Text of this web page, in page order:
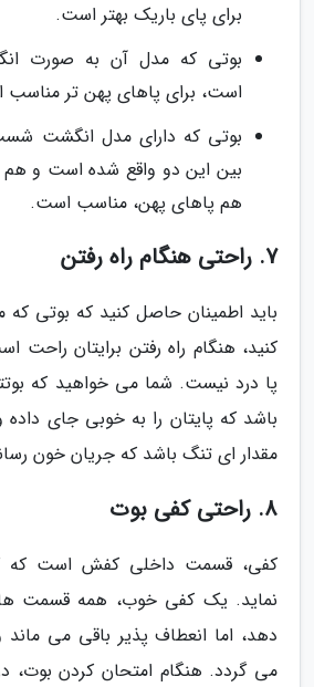
برای پای باریک بهتر است.
بوتی که مدل آن به صورت
است، برای پاهای پهن تر
بوتی که دارای مدل انگشت
بین این دو واقع شده است و هم
هم پاهای پهن، مناسب است.
7. راحتی هنگام راه رفتن
باید اطمینان حاصل کنید که بوتی
کنید، هنگام راه رفتن برایتان راحت
پا درد نیست. شما می خواهید که
باشد که پایتان را به خوبی جای داده
مقدار ای تنگ باشد که جریان خون
8. راحتی کفی بوت
کفی، قسمت داخلی کفش است که
نماید. یک کفی خوب، همه قسمت
دهد، اما انعطاف پذیر باقی می ماند
می گردد. هنگام امتحان کردن بوت،